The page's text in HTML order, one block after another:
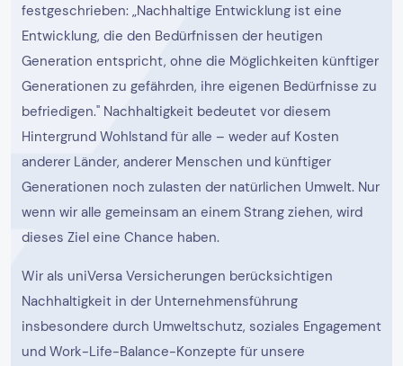
festgeschrieben: „Nachhaltige Entwicklung ist eine
Entwicklung, die den Bedürfnissen der heutigen
Generation entspricht, ohne die Möglichkeiten künftiger
Generationen zu gefährden, ihre eigenen Bedürfnisse zu
befriedigen." Nachhaltigkeit bedeutet vor diesem
Hintergrund Wohlstand für alle – weder auf Kosten
anderer Länder, anderer Menschen und künftiger
Generationen noch zulasten der natürlichen Umwelt. Nur
wenn wir alle gemeinsam an einem Strang ziehen, wird
dieses Ziel eine Chance haben.
Wir als uniVersa Versicherungen berücksichtigen
Nachhaltigkeit in der Unternehmensführung
insbesondere durch Umweltschutz, soziales Engagement
und Work-Life-Balance-Konzepte für unsere